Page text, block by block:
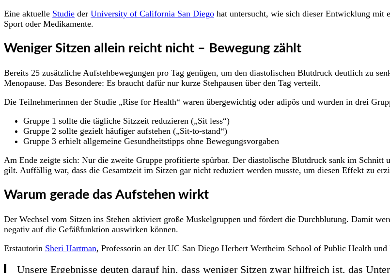
Eine aktuelle Studie der University of California San Diego hat untersucht, wie sich dieser Entwicklung mit
Sport oder Medikamente.
Weniger Sitzen allein reicht nicht – Bewegung zählt
Bereits 25 zusätzliche Aufstehbewegungen pro Tag genügen, um den diastolischen Blutdruck deutlich zu
Menopause. Das Besondere: Es braucht dafür nur kurze Stehpausen über den Tag verteilt.
Die Teilnehmerinnen der Studie „Rise for Health“ waren übergewichtig oder adipös und wurden in drei
Gruppe 1 sollte die tägliche Sitzzeit reduzieren („Sit less“)
Gruppe 2 sollte gezielt häufiger aufstehen („Sit-to-stand“)
Gruppe 3 erhielt allgemeine Gesundheitstipps ohne Bewegungsvorgaben
Am Ende zeigte sich: Nur die zweite Gruppe profitierte spürbar. Der diastolische Blutdruck sank im Schnitt
gilt. Auffällig war, dass die Gesamtzeit im Sitzen gar nicht reduziert werden musste, um diesen Effekt zu
Warum gerade das Aufstehen wirkt
Der Wechsel vom Sitzen ins Stehen aktiviert große Muskelgruppen und fördert die Durchblutung. Damit
negativ auf die Gefäßfunktion auswirken können.
Erstautorin Sheri Hartman, Professorin an der UC San Diego Herbert Wertheim School of Public Health
Unsere Ergebnisse deuten darauf hin, dass weniger Sitzen zwar hilfreich ist, das